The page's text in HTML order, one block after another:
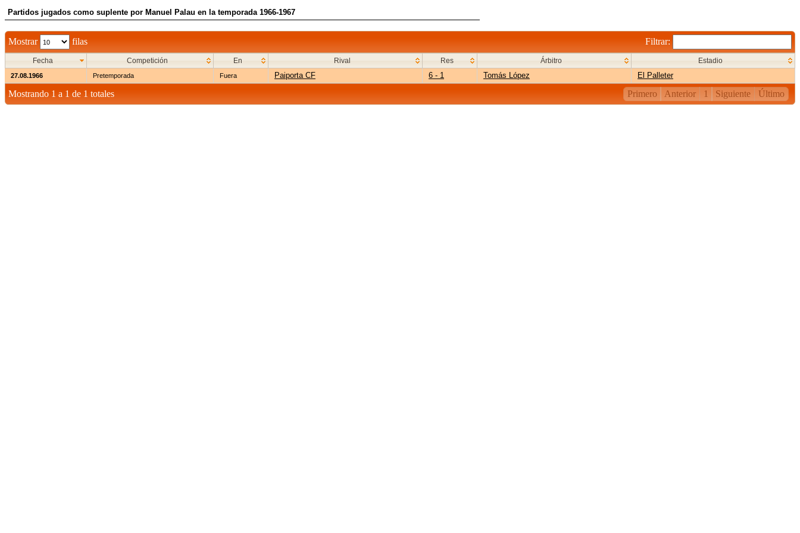
Partidos jugados como suplente por Manuel Palau en la temporada 1966-1967
Mostrar filas Filtrar:
Fecha Competición En Rival Res Árbitro Estadio
27.08.1966 Pretemporada Fuera Paiporta CF 6 - 1 Tomás López El Palleter
Mostrando 1 a 1 de 1 totales Primero Anterior 1 Siguiente Último